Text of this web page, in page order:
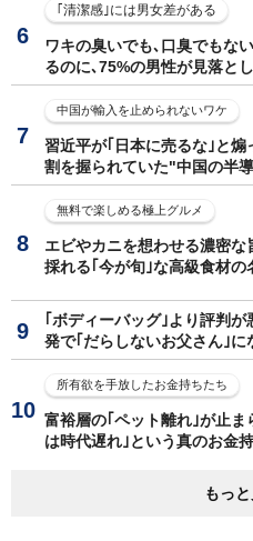
｢清潔感｣には男女差がある
ワキの臭いでも､口臭でもな
るのに､75%の男性が見落と
中国が輸入を止められないワケ
習近平が｢日本に売るな｣と
割を握られていた"中国の半
無料で楽しめる極上グルメ
エビやカニを想わせる濃密
採れる｢今が旬｣な高級食材の
｢ボディーバッグ｣より評判
発で｢だらしないお父さん｣に
所有欲を手放したお金持ちたち
富裕層の｢ペット離れ｣が止
は時代遅れ｣という真のお金
もっ